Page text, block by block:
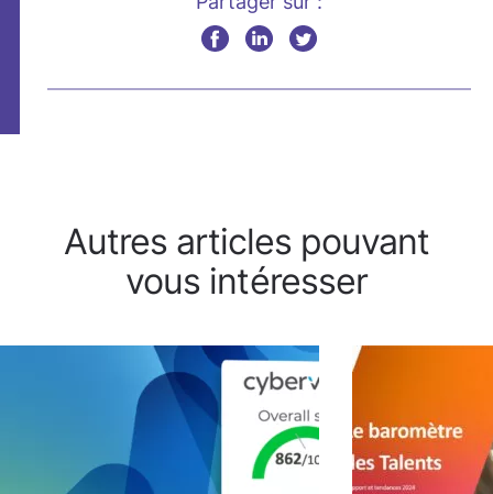
Autres articles pouvant
vous intéresser